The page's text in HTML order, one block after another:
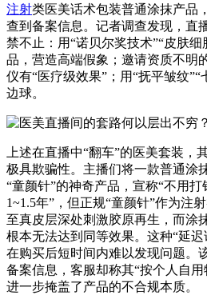
注射类医美话术包装普通涂抹产品
查到备案信息。记者调查发现，直
禁不止：用“诺贝尔奖技术”“皮肤
品，营造高端假象；邀请资质不明
仪有“医疗级效果”；用“抚平皱纹
边球。
上述在直播中“翻车”的医美套装，
极具欺骗性。主播们将一款普通涂
“童颜针”的神奇产品，宣称“不用
1~1.5年”，但正规“童颜针”作为注
至真皮层深处刺激胶原再生，而涂
根本无法达到同等效果。这种“延
在购买后短时间内难以发现问题。
备案信息，客服却称其“按个人自
进一步掩盖了产品的不合规本质。